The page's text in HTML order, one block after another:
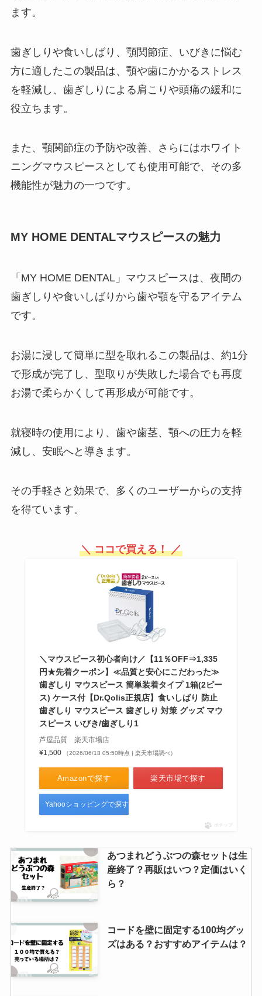
ます。
歯ぎしりや食いしばり、顎関節症、いびきに悩む
方に適したこの製品は、顎や歯にかかるストレス
を軽減し、歯ぎしりによる肩こりや頭痛の緩和に
役立ちます。
また、顎関節症の予防や改善、さらにはホワイト
ニングマウスピースとしても使用可能で、その多
機能性が魅力の一つです。
MY HOME DENTALマウスピースの魅力
「MY HOME DENTAL」マウスピースは、夜間の
歯ぎしりや食いしばりから歯や顎を守るアイテム
です。
お湯に浸して簡単に型を取れるこの製品は、約1分
で形成が完了し、型取りが失敗した場合でも再度
お湯で柔らかくして再形成が可能です。
就寝時の使用により、歯や歯茎、顎への圧力を軽
減し、安眠へと導きます。
その手軽さと効果で、多くのユーザーからの支持
を得ています。
＼ ココで買える！ ／
＼マウスピース初心者向け／【11％OFF⇒1,335
円★先着クーポン】≪品質と安心にこだわった≫
歯ぎしり マウスピース 簡単装着タイプ 1箱(2ピー
ス) ケース付【Dr.Qolis正規店】食いしばり 防止
歯ぎしり マウスピース 歯ぎしり 対策 グッズ マウ
スピース いびき/歯ぎしり1
芦屋品質 楽天市場店
¥1,500
（2026/06/18 05:50時点 | 楽天市場調べ）
Amazonで探す 楽天市場で探す
Yahooショッピングで探す
ポチップ
あつまれどうぶつの森セットは生
産終了？再販はいつ？定価はいく
ら？
コードを壁に固定する100均グッ
ズはある？おすすめアイテムは？